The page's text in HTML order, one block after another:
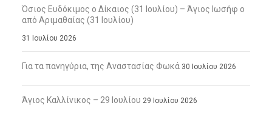
Όσιος Ευδόκιμος ο Δίκαιος (31 Ιουλίου) – Άγιος Ιωσήφ ο
από Αριμαθαίας (31 Ιουλίου)
31 Ιουλίου 2026
Για τα πανηγύρια, της Αναστασίας Φωκά 30 Ιουλίου 2026
Άγιος Καλλίνικος – 29 Ιουλίου 29 Ιουλίου 2026